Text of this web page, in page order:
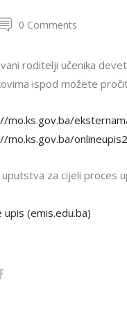
0 Comments
roditelji učenika
ispod možete
mo.ks.gov.ba/
mo.ks.gov.ba/
za cijeli proces
upis (emis.edu.ba)